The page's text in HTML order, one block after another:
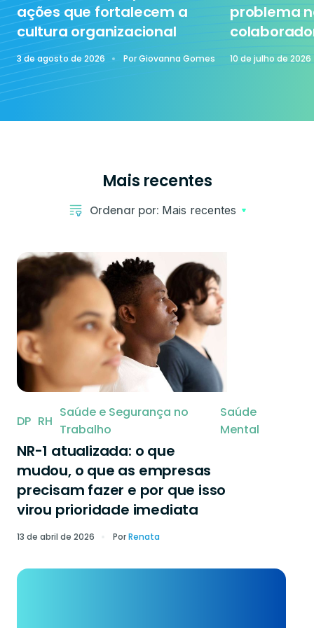
ações que fortalecem a
cultura organizacional
3 de agosto de 2026 PorGiovanna Gomes
problema
10 de julho de 2026
Mais recentes
Ordenar por: Mais recentes
DP RH
Saúde e Segurança no
Trabalho
Saúde
Mental
NR-1 atualizada: o que
mudou, o que as empresas
precisam fazer e por que isso
virou prioridade imediata
13 de abril de 2026 PorRenata